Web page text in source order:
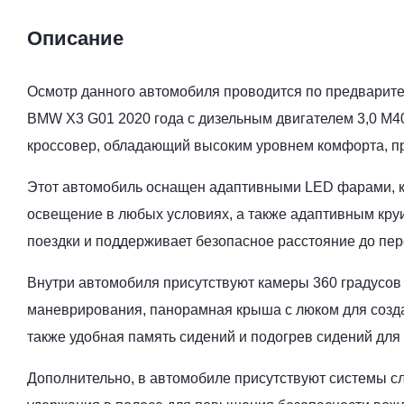
Описание
Осмотр данного автомобиля проводится по
BMW X3 G01 2020 года с дизельным двигателем 3,0
кроссовер, обладающий высоким уровнем комфорта,
Этот автомобиль оснащен адаптивными LED фарами,
освещение в любых условиях, а также адаптивным
поездки и поддерживает безопасное расстояние до
Внутри автомобиля присутствуют камеры 360
маневрирования, панорамная крыша с люком для
также удобная память сидений и подогрев сидений
Дополнительно, в автомобиле присутствуют системы